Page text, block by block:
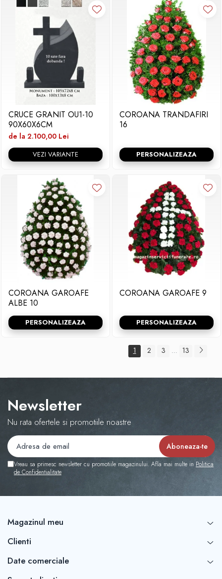
CRUCE GRANIT OU1-10
90X60X6CM
de la 2.100,00 Lei
VEZI VARIANTE
COROANA TRANDAFIRI
16
PERSONALIZEAZA
COROANA GAROAFE
ALBE 10
PERSONALIZEAZA
COROANA GAROAFE 9
PERSONALIZEAZA
1 2 3 ... 13
Newsletter
Nu rata ofertele si promotiile noastre
Vreau sa primesc newsletter cu promotiile magazinului. Afla mai multe in Politica
de Confidentialitate
Magazinul meu
Clienti
Date comerciale